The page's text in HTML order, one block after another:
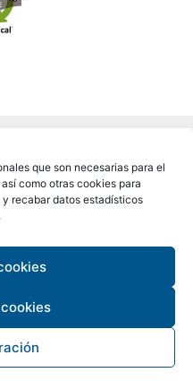
que son necesarias para el
como otras cookies para
recabar datos estadísticos
ALCAMAR®